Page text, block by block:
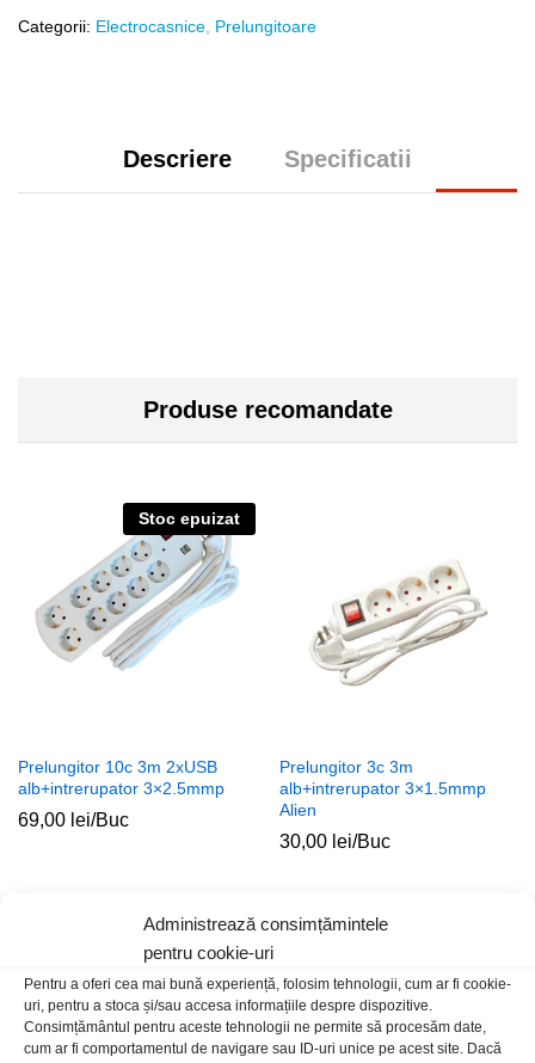
Administrează consimțămintele
pentru cookie-uri
Pentru a oferi cea mai bună experiență, folosim tehnologii, cum ar fi cookie-
uri, pentru a stoca și/sau accesa informațiile despre dispozitive.
Consimțământul pentru aceste tehnologii ne permite să procesăm date,
cum ar fi comportamentul de navigare sau ID-uri unice pe acest site. Dacă
Categorii: Electrocasnice Prelungitoare
Descriere Specificatii
Produse recomandate
Stoc epuizat
Prelungitor 10c 3m 2xUSB
alb+intrerupator 3×2.5mmp
69,00 lei/Buc
Prelungitor 3c 3m
alb+intrerupator 3×1.5mmp
Alien
30,00 lei/Buc